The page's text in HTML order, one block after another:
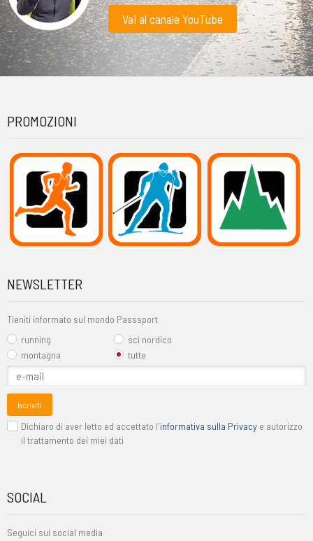
Vai al canale YouTube
PROMOZIONI
NEWSLETTER
Tieniti informato sul mondo Passsport
running
sci nordico
montagna
tutte
Iscriviti
Dichiaro di aver letto ed accettato l'informativa sulla Privacy e autorizzo
il trattamento dei miei dati
SOCIAL
Seguici sui social media